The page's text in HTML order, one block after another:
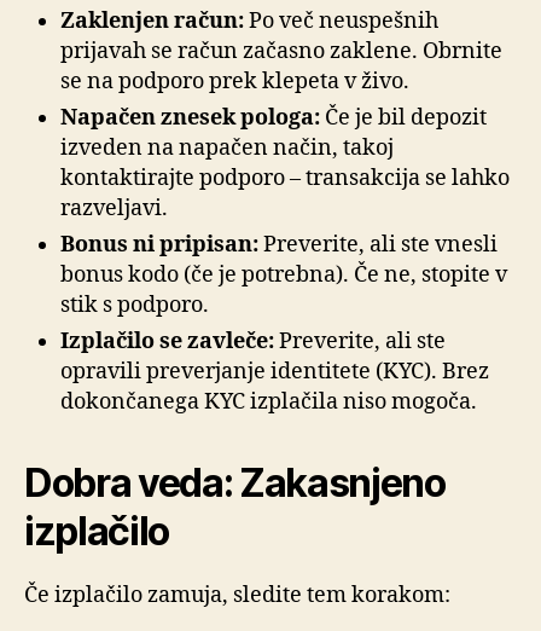
Zaklenjen račun:Po več neuspešnih
prijavah se račun začasno zaklene. Obrnite
se na podporo prek klepeta v živo.
Napačen znesek pologa: Če je bil depozit
izveden na napačen način, takoj
kontaktirajte podporo – transakcija se lahko
razveljavi.
Bonus ni pripisan:Preverite, ali ste vnesli
bonus kodo (če je potrebna). Če ne, stopite v
stik s podporo.
Izplačilo se zavleče:Preverite, ali ste
opravili preverjanje identitete (KYC). Brez
dokončanega KYC izplačila niso mogoča.
Dobra veda: Zakasnjeno
izplačilo
Če izplačilo zamuja, sledite tem korakom: